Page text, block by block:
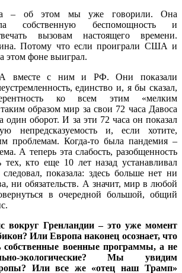
– об этом мы уже говорили. Она
собственную беспомощность и
вызовам настоящего времени.
Потому что если проиграли США и
этом фоне выиграл.
вместе с ним и РФ. Они показали
единство и, я бы сказал,
ко всем этим «мелким
образом мир за свои 72 часа Давоса
один оборот. И за эти 72 часа он показал
непредсказуемость и, если хотите,
проблемам. Когда-то была пандемия –
А теперь эта слабость, разобщенность
тех, кто еще 10 лет назад устанавливал
показала: здесь больше нет ни
ни обязательств. А значит, мир в любой
в очередной большой, общий
вокруг Гренландии – это уже момент
Или Европа наконец осознает, что
военные программы, а не
экологические? Мы увидим
Или все же «отец наш Трамп»